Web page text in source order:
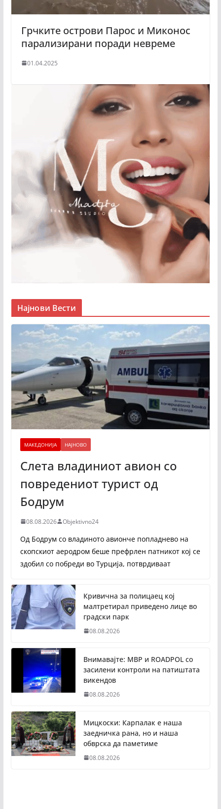
Грчките острови Парос и Миконос
парализирани поради невреме
01.04.2025
Најнови Вести
МАКЕДОНИЈА НАЈНОВО
Слета владиниот авион со
повредениот турист од
Бодрум
08.08.2026 Objektivno24
Од Бодрум со владиното авионче попладнево на
скопскиот аеродром беше префрлен патникот кој се
здобил со побреди во Турција, потврдиваат
Кривична за полицаец кој
малтретирал приведено лице во
градски парк
08.08.2026
Внимавајте: МВР и ROADPOL со
засилени контроли на патиштата
викендов
08.08.2026
Мицкоски: Карпалак е наша
заедничка рана, но и наша
обврска да паметиме
08.08.2026